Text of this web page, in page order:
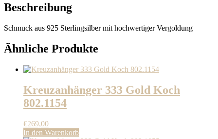
Beschreibung
Schmuck aus 925 Sterlingsilber mit hochwertiger Vergoldung
Ähnliche Produkte
Kreuzanhänger 333 Gold Koch
802.1154
€269,00
In den Warenkorb